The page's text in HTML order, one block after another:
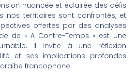
nuancée et éclairée des défis
nos territoires sont confrontés, et
offertes par des analyses
de « A Contre-Temps » est une
Il invite à une réflexion
et ses implications profondes
francophone.